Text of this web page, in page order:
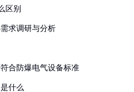
区别
求调研与分析
合防爆电气设备标准
什么